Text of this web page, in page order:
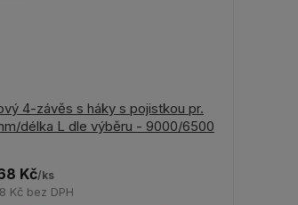
4-závěs s háky s pojistkou pr.
délka L dle výběru - 9000/6500
Kč/ks
Kč bez DPH